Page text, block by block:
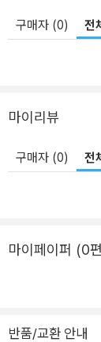
(GMO), 생명 복
치와 사회가 나아가야
고 노동자 문제로 살피는 인권 논쟁
노동자들의 현실
안을 살피는 자본주의 논쟁 9권 《과학 논쟁》
털 과학, 뇌 과학 등 첨단
바른 교육, 우리
지, 최선의 대안
인공 지능과 일자
구매자 (0) 전
마이리뷰
구매자 (0) 전
마이페이퍼 (0
반품/교환 안내